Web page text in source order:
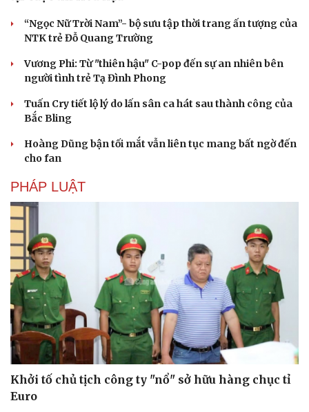
“Ngọc Nữ Trời Nam”- bộ sưu tập thời trang ấn tượng của
NTK trẻ Đỗ Quang Trường
Vương Phi: Từ "thiên hậu" C-pop đến sự an nhiên bên
người tình trẻ Tạ Đình Phong
Tuấn Cry tiết lộ lý do lấn sân ca hát sau thành công của
Bắc Bling
Hoàng Dũng bận tối mắt vẫn liên tục mang bất ngờ đến
cho fan
PHÁP LUẬT
Khởi tố chủ tịch công ty "nổ" sở hữu hàng chục tỉ
Euro